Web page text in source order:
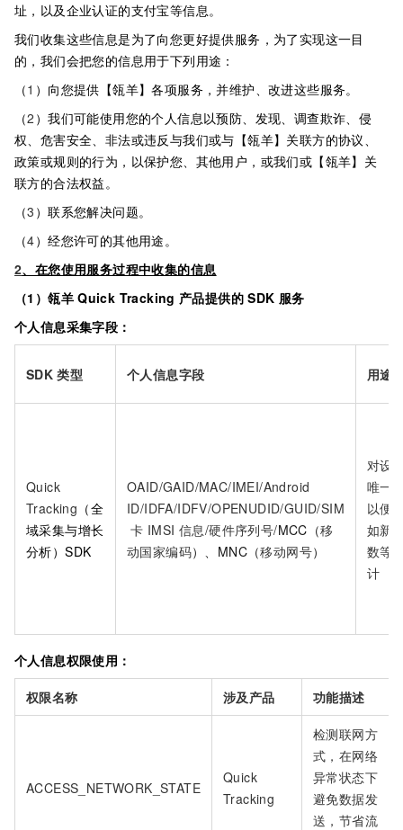
址，以及企业认证的支付宝等信息。
我们收集这些信息是为了向您更好提供服务，为了实现这一目
的，我们会把您的信息用于下列用途：
（1 ）向您提供【瓴羊】各项服务，并维护、改进这些服务。
（2 ）我们可能使用您的个人信息以预防、发现、调查欺诈、侵
权、危害安全、非法或违反与我们或与【瓴羊】关联方的协议、
政策或规则的行为，以保护您、其他用户，或我们或【瓴羊】关
联方的合法权益。
（3 ）联系您解决问题。
（4）经您许可的其他用途。
2、在您使用服务过程中收集的信息
（1）瓴羊 Quick Tracking 产品提供的 SDK 服务
个人信息采集字段：
SDK 类型 个人信息字段 用途
Quick
Tracking （全
域采集与增长
分析）SDK
OAID/GAID/MAC/IMEI/Android
ID/IDFA/IDFV/OPENUDID/GUID/SIM
卡 IMSI 信息/硬件序列号/MCC（移
动国家编码）、MNC（移动网号）
对设
唯一
以便
如新
数等
计
个人信息权限使用：
权限名称 涉及产品 功能描述
ACCESS_NETWORK_STATE
Quick
Tracking
检测联网方
式，在网络
异常状态下
避免数据发
送，节省流